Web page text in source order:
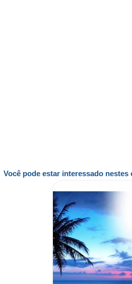
Você pode estar interessado nestes